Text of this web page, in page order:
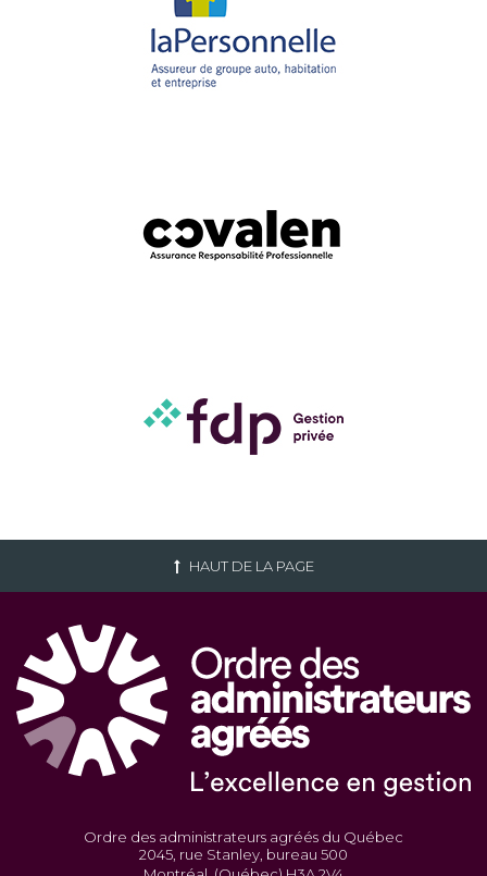
HAUT DE LA PAGE
Ordre des administrateurs agréés du Québec
2045, rue Stanley, bureau 500